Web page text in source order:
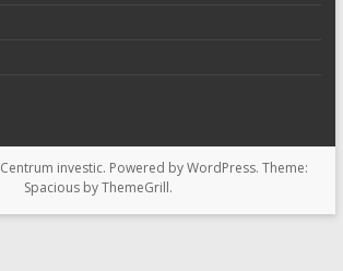
Centrum investic. Powered byWordPress. Theme:
Spacious byThemeGrill.